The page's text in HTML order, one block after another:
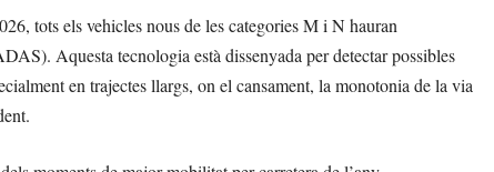
tots els vehicles nous de les categories M i N hauran
Aquesta tecnologia està dissenyada per detectar possibles
en trajectes llargs, on el cansament, la monotonia de la via